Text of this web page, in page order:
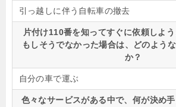
引っ越しに伴う自転車の撤去
片付け110番を知ってすぐに依頼しよ
もしそうでなかった場合は、どのよう
か？
自分の車で運ぶ
色々なサービスがある中で、何が決め